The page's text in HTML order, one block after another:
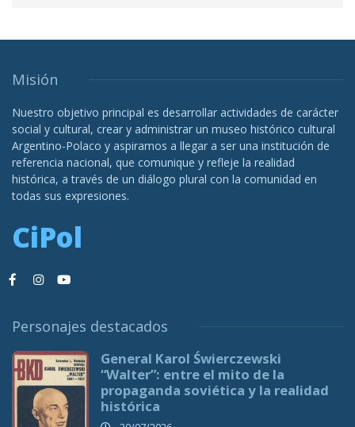
Misión
Nuestro objetivo principal es desarrollar actividades de carácter
social y cultural, crear y administrar un museo histórico cultural
Argentino-Polaco y aspiramos a llegar a ser una institución de
referencia nacional, que comunique y refleje la realidad
histórica, a través de un diálogo plural con la comunidad en
todas sus expresiones.
CiPol
Personajes destacados
General Karol Świerczewski
“Walter”: entre el mito de la
propaganda soviética y la realidad
histórica